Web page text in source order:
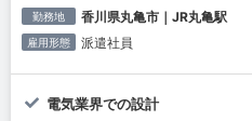
勤務地 香川県丸亀市｜JR丸亀駅
雇用形態 派遣社員
電気業界での設計